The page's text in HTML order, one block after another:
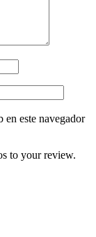
este navegador
to your review.